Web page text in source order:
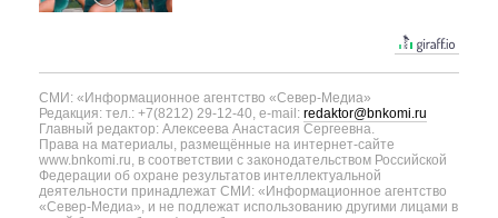
СМИ: «Информационное агентство «Север-Медиа»
Редакция: тел.: +7(8212) 29-12-40, e-mail: redaktor@bnkomi.ru
Главный редактор: Алексеева Анастасия Сергеевна.
Права на материалы, размещённые на интернет-сайте
www.bnkomi.ru, в соответствии с законодательством Российской
Федерации об охране результатов интеллектуальной
деятельности принадлежат СМИ: «Информационное агентство
«Север-Медиа», и не подлежат использованию другими лицами в